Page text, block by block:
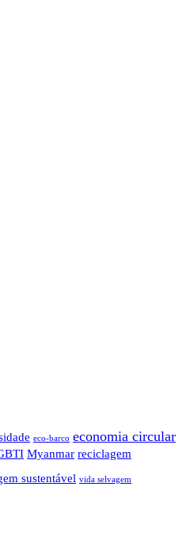
eco-barco economia circular
Myanmar reciclagem
sustentável vida selvagem